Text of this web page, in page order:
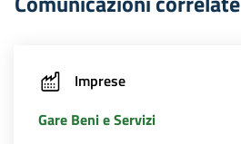
Imprese
Gare Beni e Servizi